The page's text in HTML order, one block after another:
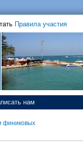
Правила участия
нам
финиковых